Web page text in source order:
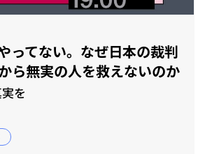
ってない。なぜ日本の裁判
ら無実の人を救えないのか
を